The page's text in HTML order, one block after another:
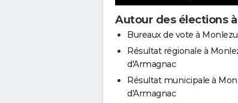
Autour des élections
Bureaux de vote à
Résultat régionale à
d'Armagnac
Résultat municipale à
d'Armagnac